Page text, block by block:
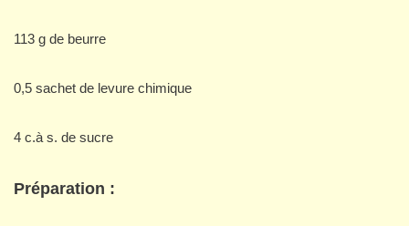
113 g de beurre
0,5 sachet de levure chimique
4 c.à s. de sucre
Préparation :